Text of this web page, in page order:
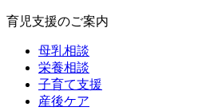
育児支援のご案内
母乳相談
栄養相談
子育て支援
産後ケア